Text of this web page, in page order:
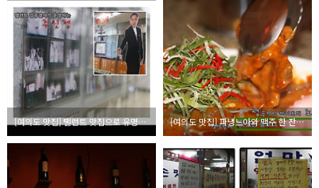
[여의도 맛집] 탤런트 맛집으로 유명한 주신정 (갈비살+차돌박이) [여의도 맛집] 파냉느아와 맥주 한 잔 하기 좋은 란나타이